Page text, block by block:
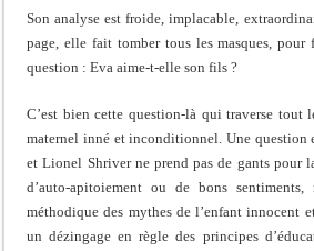
Son analyse est froide, implacable,
page, elle fait tomber tous les masques,
question : Eva aime-t-elle son fils ?
C’est bien cette question-là qui traverse tout
maternel inné et inconditionnel. Une question
et Lionel Shriver ne prend pas de gants pour
d’auto-apitoiement ou de bons sentiments,
méthodique des mythes de l’enfant innocent
un dézingage en règle des principes